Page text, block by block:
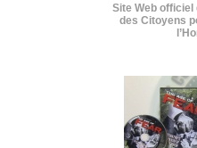
Site Web
des Citoyens